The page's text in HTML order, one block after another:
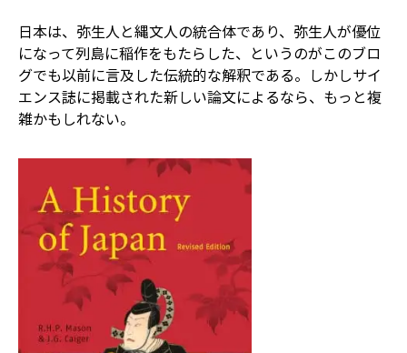
日本は、弥生人と縄文人の統合体であり、弥生人が優位
になって列島に稲作をもたらした、というのがこのブロ
グでも以前に言及した伝統的な解釈である。しかしサイ
エンス誌に掲載された新しい論文によるなら、もっと複
雑かもしれない。